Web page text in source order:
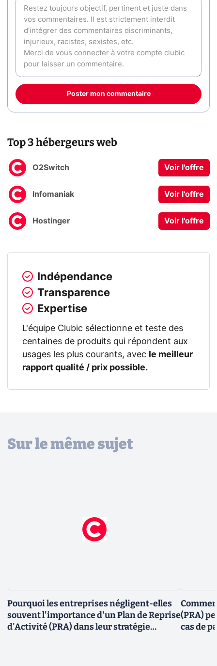
Poster mon commentaire
Top 3 hébergeurs web
O2Switch Voir l'offre
Infomaniak Voir l'offre
Hostinger Voir l'offre
Indépendance
Transparence
Expertise
L'équipe Clubic sélectionne et teste des
centaines de produits qui répondent aux
usages les plus courants, avec
le meilleur
rapport qualité / prix possible.
Sur le même sujet
Pourquoi les entreprises négligent-elles
souvent l'importance d'un Plan de Reprise
d'Activité (PRA) dans leur stratégie
(PRA)
cas de